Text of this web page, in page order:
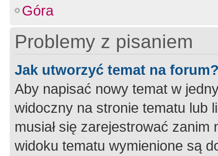
Góra
Problemy z pisaniem
Jak utworzyć temat na
Aby napisać nowy temat w
widoczny na stronie tematu lub
musiał się zarejestrować
widoku tematu wymienione są